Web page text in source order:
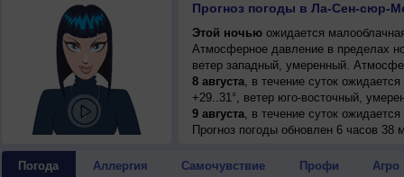
Прогноз погоды в Ла-Сен-сюр-
Этой ночьюожидается
Атмосферное давление в пределах
ветер западный, умеренный.
8 августа, в течение суток
+29..31°, ветер юго-восточный,
9 августа, в течение суток
+29..31°, ветер южный, умеренный.
южный, умеренный.
Прогноз погоды обновлен 6 часов 38
Погода Аллергия Самочувствие Профи Агро